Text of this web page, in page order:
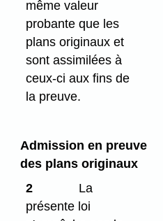
même valeur
probante que les
plans originaux et
sont assimilées à
ceux-ci aux fins de
la preuve.
Admission en preuve
des plans originaux
2
La
présente loi